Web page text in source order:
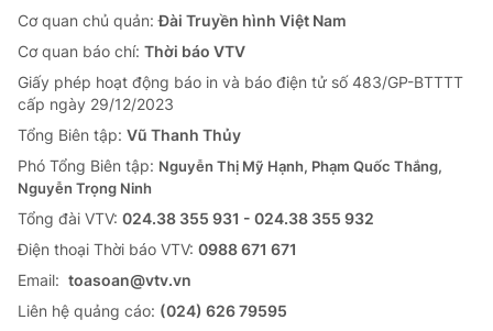
Cơ quan chủ quản:Đài Truyền hình Việt Nam
Cơ quan báo chí: Thời báo VTV
Giấy phép hoạt động báo in và báo điện tử số 483/GP-BTTTT
cấp ngày 29/12/2023
Tổng Biên tập: Vũ Thanh Thủy
Phó Tổng Biên tập: Nguyễn Thị Mỹ Hạnh, Phạm Quốc Thắng,
Nguyễn Trọng Ninh
Tổng đài VTV: 024.38 355 931 - 024.38 355 932
Ðiện thoại Thời báo VTV: 0988 671 671
Email: toasoan@vtv.vn
Liên hệ quảng cáo: (024) 626 79595